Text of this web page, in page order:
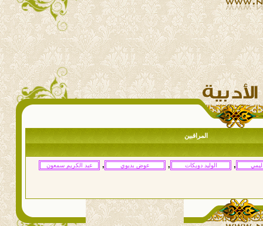
المراقبين
,
,
,